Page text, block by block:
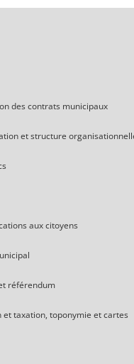
des contrats municipaux
et structure
aux citoyens
référendum
et taxation, toponymie et cartes